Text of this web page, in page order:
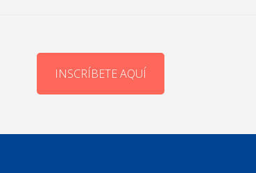
INSCRÍBETE AQUÍ